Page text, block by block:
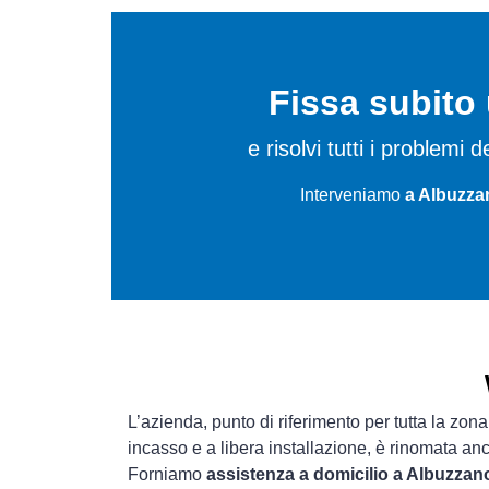
Fissa subito
e risolvi tutti i problemi
Interveniamo a
L’azienda, punto di riferimento per tutta la
incasso e a libera installazione, è rinomata
Forniamo assistenza a domicilio a